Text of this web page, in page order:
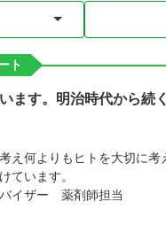
ト
ます。明治時代から続
え何よりもヒトを大切に
ています。
イザー 薬剤師担当